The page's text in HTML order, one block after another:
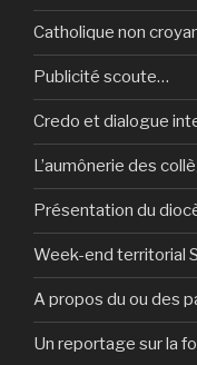
Catholique non
Publicité scoute…
Credo et dialogue
L’aumônerie des
Présentation du
Week-end territorial
A propos du ou des
Un reportage sur la